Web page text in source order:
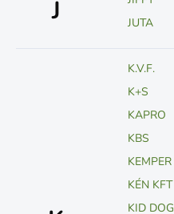
J
JUTA
K.V.F.
K+S
KAPRO
KBS
KEMPER
KÉN KFT
KID DOG